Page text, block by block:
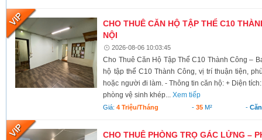
CHO THUÊ CĂN HỘ TẬP THỂ C10
NỘI
2026-08-06 10:03:45
Cho Thuê Căn Hộ Tập Thể C10 Thành Công –
hộ tập thể C10 Thành Công, vị trí thuận tiện,
hoặc người đi làm. - Thông tin căn hộ: + Diện
phòng vệ sinh khép...Xem tiếp
Giá:4 Triệu/tháng -35 M² -
CHO THUÊ PHÒNG TRỌ GÁC LỬNG –